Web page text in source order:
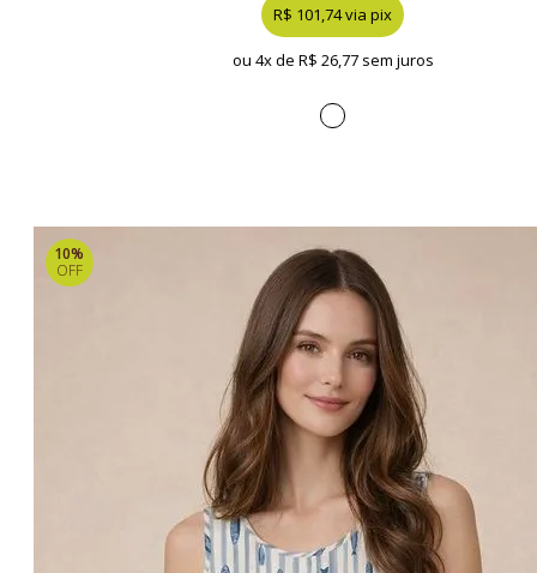
R$ 101,74 via pix
ou 4x de R$ 26,77 sem juros
10%
OFF